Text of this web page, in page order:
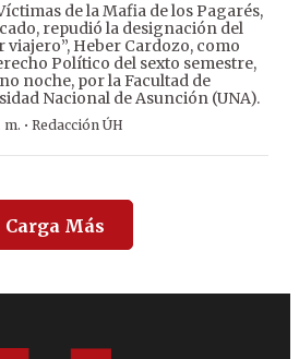
de la Mafia de los Pagarés,
repudió la designación del
Heber Cardozo, como
Político del sexto semestre,
noche, por la Facultad de
Nacional de Asunción (UNA).
m. · Redacción ÚH
Carga Más